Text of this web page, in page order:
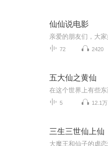
仙仙说电影
72 2420
五大仙之黄仙
5 12.1万
三生三世仙上仙